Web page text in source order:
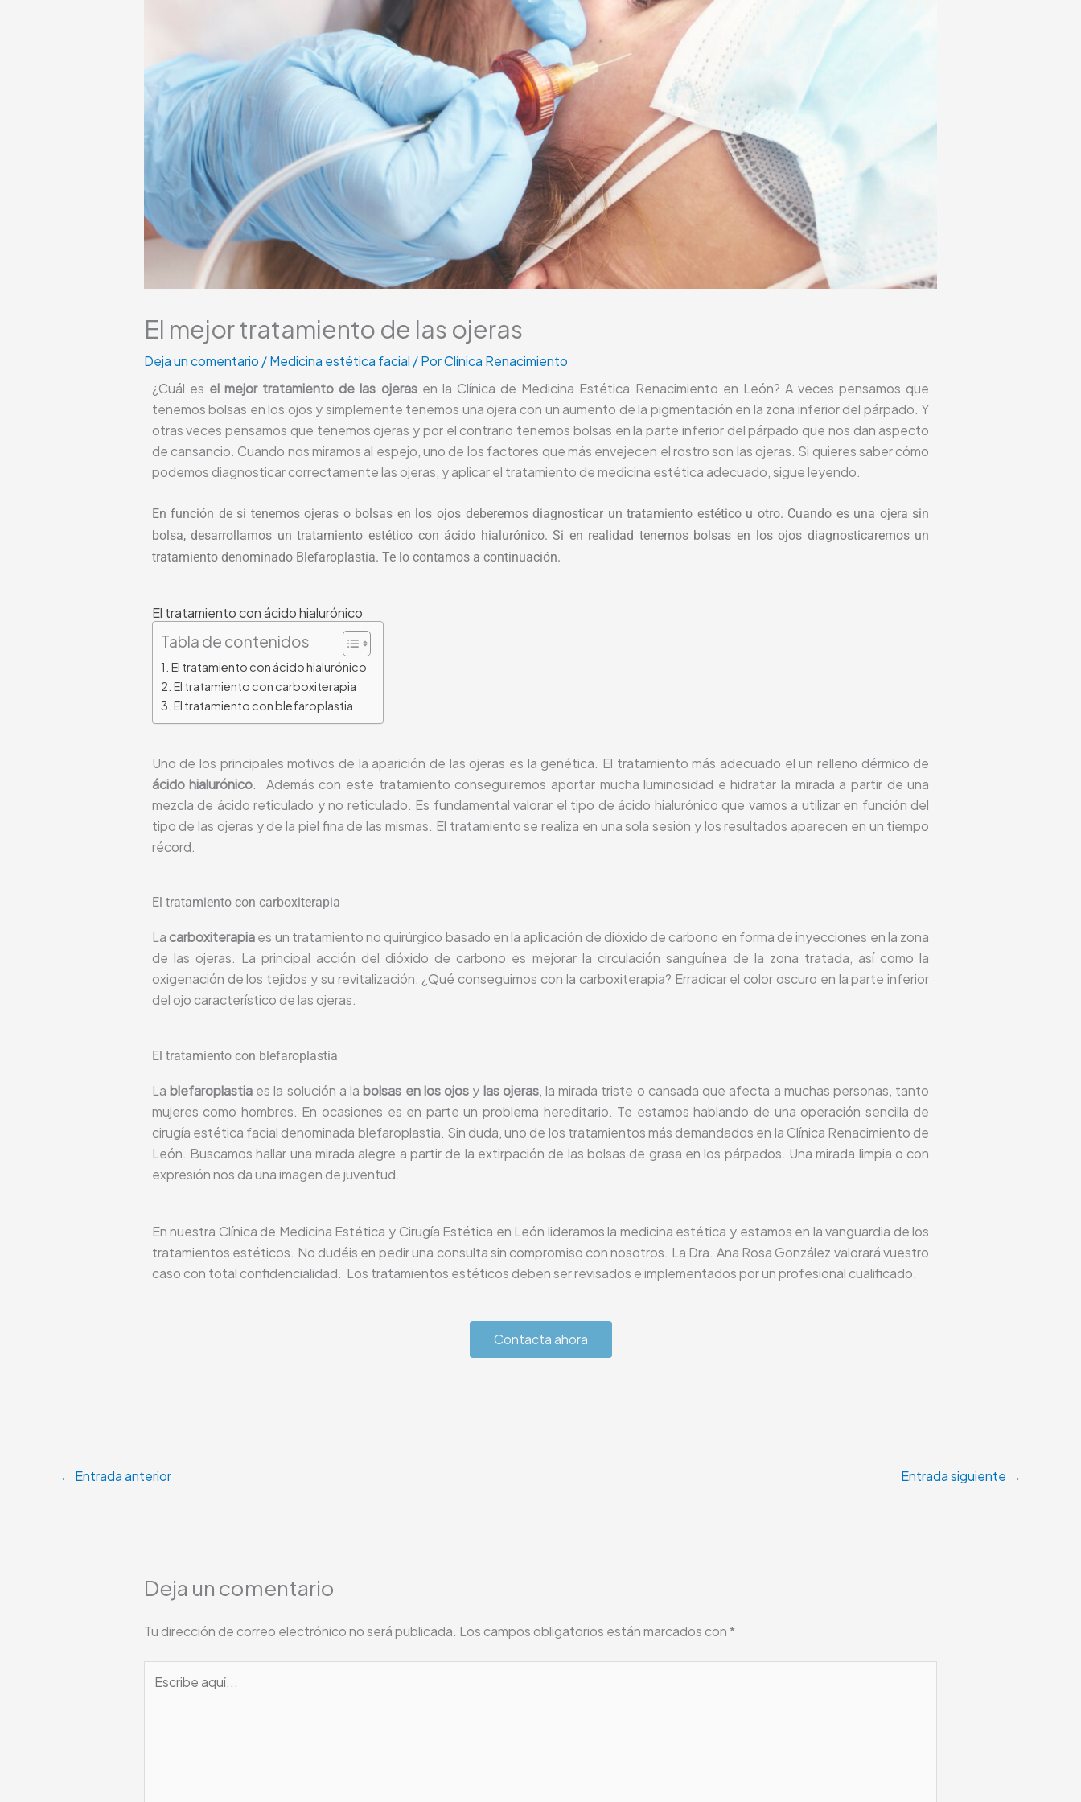
El mejor tratamiento de las ojeras
Deja un comentario /Medicina estética facial / PorClínica Renacimiento
¿Cuál es el mejor tratamiento de las ojeras en la Clínica de Medicina Estética Renacimiento en León? A veces pensamos que
tenemos bolsas en los ojos y simplemente tenemos una ojera con un aumento de la pigmentación en la zona inferior del párpado. Y
otras veces pensamos que tenemos ojeras y por el contrario tenemos bolsas en la parte inferior del párpado que nos dan aspecto
de cansancio. Cuando nos miramos al espejo, uno de los factores que más envejecen el rostro son las ojeras. Si quieres saber cómo
podemos diagnosticar correctamente las ojeras, y aplicar el tratamiento de medicina estética adecuado, sigue leyendo.
En función de si tenemos ojeras o bolsas en los ojos deberemos diagnosticar un tratamiento estético u otro. Cuando es una ojera sin
bolsa, desarrollamos un tratamiento estético con ácido hialurónico. Si en realidad tenemos bolsas en los ojos diagnosticaremos un
tratamiento denominado Blefaroplastia. Te lo contamos a continuación.
El tratamiento con ácido hialurónico
Tabla de contenidos
El tratamiento con ácido hialurónico
El tratamiento con carboxiterapia
El tratamiento con blefaroplastia
Uno de los principales motivos de la aparición de las ojeras es la genética. El tratamiento más adecuado el un relleno dérmico de
ácido hialurónico. Además con este tratamiento conseguiremos aportar mucha luminosidad e hidratar la mirada a partir de una
mezcla de ácido reticulado y no reticulado. Es fundamental valorar el tipo de ácido hialurónico que vamos a utilizar en función del
tipo de las ojeras y de la piel fina de las mismas. El tratamiento se realiza en una sola sesión y los resultados aparecen en un tiempo
récord.
El tratamiento con carboxiterapia
La carboxiterapiaes un tratamiento no quirúrgico basado en la aplicación de dióxido de carbono en forma de inyecciones en la zona
de las ojeras. La principal acción del dióxido de carbono es mejorar la circulación sanguínea de la zona tratada, así como la
oxigenación de los tejidos y su revitalización. ¿Qué conseguimos con la carboxiterapia? Erradicar el color oscuro en la parte inferior
del ojo característico de las ojeras.
El tratamiento con blefaroplastia
La blefaroplastiaes la solución a labolsas en los ojos y las ojeras, la mirada triste o cansada que afecta a muchas personas, tanto
mujeres como hombres. En ocasiones es en parte un problema hereditario. Te estamos hablando de una operación sencilla de
cirugía estética facial denominada blefaroplastia. Sin duda, uno de los tratamientos más demandados en la Clínica Renacimiento de
León. Buscamos hallar una mirada alegre a partir de la extirpación de las bolsas de grasa en los párpados. Una mirada limpia o con
expresión nos da una imagen de juventud.
En nuestra Clínica de Medicina Estética y Cirugía Estética en León lideramos la medicina estética y estamos en la vanguardia de los
tratamientos estéticos. No dudéis en pedir una consulta sin compromiso con nosotros. La Dra. Ana Rosa González valorará vuestro
caso con total confidencialidad. Los tratamientos estéticos deben ser revisados e implementados por un profesional cualificado.
Contacta ahora
← Entrada anterior Entrada siguiente →
Deja un comentario
Tu dirección de correo electrónico no será publicada. Los campos obligatorios están marcados con*
aquí...